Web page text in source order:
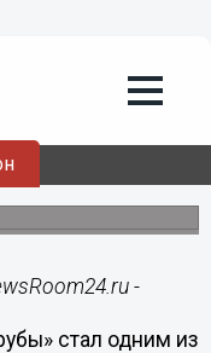
-
стал одним из